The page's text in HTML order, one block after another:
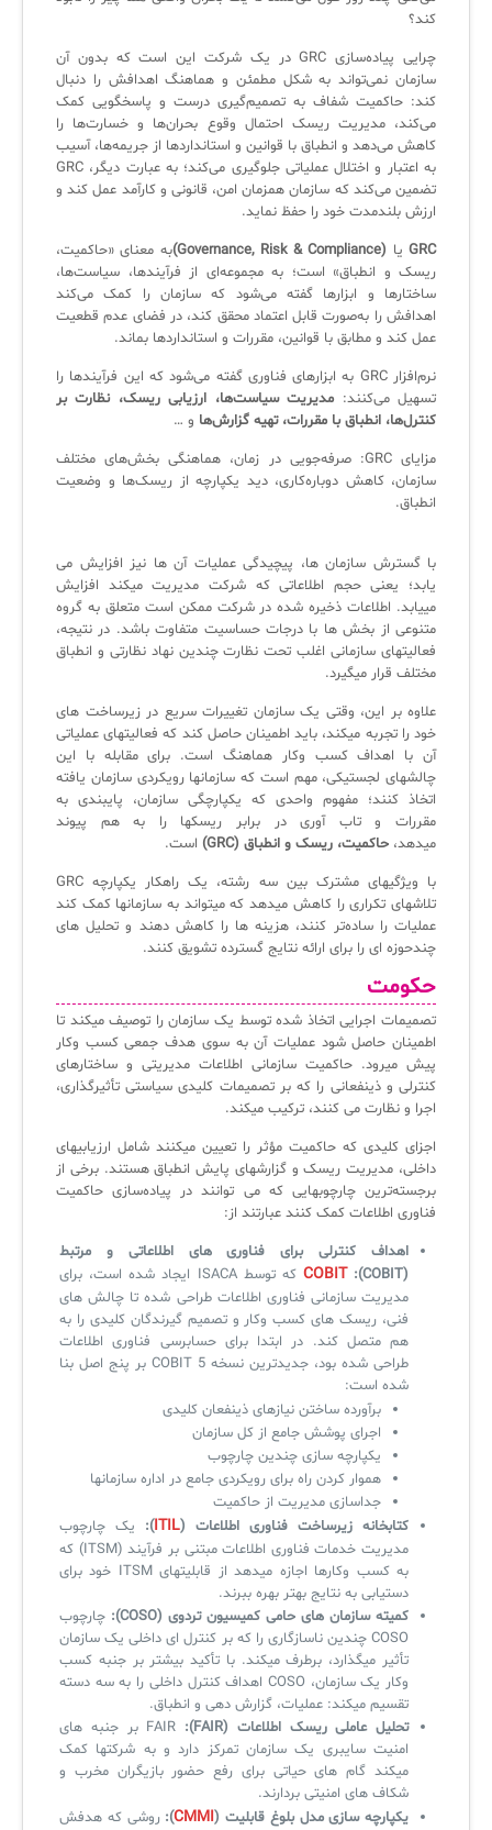
کند؟
چرایی پیاده‌سازی GRC در یک شرکت این است که بدون آن
سازمان نمی‌تواند به شکل مطمئن و هماهنگ اهدافش را دنبال
کند: حاکمیت شفاف به تصمیم‌گیری درست و پاسخگویی کمک
می‌کند، مدیریت ریسک احتمال وقوع بحران‌ها و خسارت‌ها را
کاهش می‌دهد و انطباق با قوانین و استانداردها از جریمه‌ها، آسیب
به اعتبار و اختلال عملیاتی جلوگیری می‌کند؛ به عبارت دیگر، GRC
تضمین می‌کند که سازمان همزمان امن، قانونی و کارآمد عمل کند و
ارزش بلندمدت خود را حفظ نماید.
GRC یا (Governance, Risk & Compliance)
به معنای «حاکمیت،
ریسک و انطباق» است؛ به مجموعه‌ای از فرآیندها، سیاست‌ها،
ساختارها و ابزارها گفته می‌شود که سازمان را کمک می‌کند
اهدافش را به‌صورت قابل اعتماد محقق کند، در فضای عدم قطعیت
عمل کند و مطابق با قوانین، مقررات و استانداردها بماند.
نرم‌افزار GRC به ابزارهای فناوری گفته می‌شود که این فرآیندها را
تسهیل می‌کنند: مدیریت سیاست‌ها، ارزیابی ریسک، نظارت بر
کنترل‌ها، انطباق با مقررات، تهیه گزارش‌ها و …
مزایای GRC: صرفه‌جویی در زمان، هماهنگی بخش‌های مختلف
سازمان، کاهش دوباره‌کاری، دید یکپارچه از ریسک‌ها و وضعیت
انطباق.
با گسترش سازمان ها، پیچیدگی عملیات آن ها نیز افزایش می
یابد؛ یعنی حجم اطلاعاتی که شرکت مدیریت میکند افزایش
مییابد. اطلاعات ذخیره شده در شرکت ممکن است متعلق به گروه
متنوعی از بخش ها با درجات حساسیت متفاوت باشد. در نتیجه،
فعالیتهای سازمانی اغلب تحت نظارت چندین نهاد نظارتی و انطباق
مختلف قرار میگیرد.
علاوه بر این، وقتی یک سازمان تغییرات سریع در زیرساخت های
خود را تجربه میکند، باید اطمینان حاصل کند که فعالیتهای عملیاتی
آن با اهداف کسب وکار هماهنگ است. برای مقابله با این
چالشهای لجستیکی، مهم است که سازمانها رویکردی سازمان یافته
اتخاذ کنند؛ مفهوم واحدی که یکپارچگی سازمان، پایبندی به
مقررات و تاب آوری در برابر ریسکها را به هم پیوند
میدهد، حاکمیت، ریسک و انطباق (GRC)
است.
با ویژگیهای مشترک بین سه رشته، یک راهکار یکپارچه GRC
تلاشهای تکراری را کاهش میدهد که میتواند به سازمانها کمک کند
عملیات را ساده‌تر کنند، هزینه ها را کاهش دهند و تحلیل های
چندحوزه ای را برای ارائه نتایج گسترده تشویق کنند.
حکومت
تصمیمات اجرایی اتخاذ شده توسط یک سازمان را توصیف میکند تا
اطمینان حاصل شود عملیات آن به سوی هدف جمعی کسب وکار
پیش میرود. حاکمیت سازمانی اطلاعات مدیریتی و ساختارهای
کنترلی و ذینفعانی را که بر تصمیمات کلیدی سیاستی تأثیرگذاری،
اجرا و نظارت می کنند، ترکیب میکند.
اجزای کلیدی که حاکمیت مؤثر را تعیین میکنند شامل ارزیابیهای
داخلی، مدیریت ریسک و گزارشهای پایش انطباق هستند. برخی از
برجسته‌ترین چارچوبهایی که می توانند در پیاده‌سازی حاکمیت
فناوری اطلاعات کمک کنند عبارتند از:
اهداف کنترلی برای فناوری های اطلاعاتی و مرتبط
(COBIT):
COBIT
که توسط ISACA ایجاد شده است، برای
مدیریت سازمانی فناوری اطلاعات طراحی شده تا چالش های
فنی، ریسک های کسب وکار و تصمیم گیرندگان کلیدی را به
هم متصل کند. در ابتدا برای حسابرسی فناوری اطلاعات
طراحی شده بود، جدیدترین نسخه COBIT 5 بر پنج اصل بنا
شده است:
برآورده ساختن نیازهای ذینفعان کلیدی
اجرای پوشش جامع از کل سازمان
یکپارچه سازی چندین چارچوب
هموار کردن راه برای رویکردی جامع در اداره سازمانها
جداسازی مدیریت از حاکمیت
کتابخانه زیرساخت فناوری اطلاعات (ITIL
): یک چارچوب
مدیریت خدمات فناوری اطلاعات مبتنی بر فرآیند (ITSM) که
به کسب وکارها اجازه میدهد از قابلیتهای ITSM خود برای
دستیابی به نتایج بهتر بهره ببرند.
کمیته سازمان های حامی کمیسیون تردوی (COSO):
چارچوب
COSO چندین ناسازگاری را که بر کنترل ای داخلی یک سازمان
تأثیر میگذارد، برطرف میکند. با تأکید بیشتر بر جنبه کسب
وکار یک سازمان، COSO اهداف کنترل داخلی را به سه دسته
تقسیم میکند: عملیات، گزارش دهی و انطباق.
تحلیل عاملی ریسک اطلاعات (FAIR):
FAIR بر جنبه های
امنیت سایبری یک سازمان تمرکز دارد و به شرکتها کمک
میکند گام های حیاتی برای رفع حضور بازیگران مخرب و
شکاف های امنیتی بردارند.
یکپارچه سازی مدل بلوغ قابلیت (CMMI
): روشی که هدفش
پلاگین‌های سرویس دسک پلاس
کازیو
✦
مدیریت خدمات سازمانی
اندپوینت سنترال [سامانه مدیریت نقاط پایانی]
AD360
◆
Log360 ابزار SIEM
برنامه‌ساز هوشمند App Creator
سیستم هوشمند مدیریت فروش و فاکتور
سامانه مدیریت امنیت اطلاعات
✧
سلف سرویس کاربران
سامانه مدیریت دارایی‌ها [Asset Explorer]
سامانه مدیریت پشتیبانی مشتریان
DDI
◉
ManageEngine Malware Protection Plus
سامانه مدیریت دسترسی ممتاز
سامانه مدیریت و مانیتورینگ شبکه
سامانه آزمون آنلاین
ISO/IEC 20000
راهکارهای مدیریتی فناوری اطلاعات برای مراکز آموزشی و دانشگاه‌ها
✦
مدیریت خدمات منابع انسانی
مجموعه راهکارهای آیناک
اصطلاحات و تعاریف مرتبط با ITIL4
لیست کامل 34 تمرین ITIL4
✦
آموزش سیستم مدیریت خدمات فناوری اطلاعات
آموزش‌ ویدیویی مفاهیم سرویس دسک
ITIL & SDP
◆
آموزش فارسی ITIL4
چارچوب ITIL برای همه
فلافلی_فناوری
آرشیو دانلودهای مدانت
✦
ثبت‌نام در دوره‌های آموزشی تخصصی
لیست دوره‌ها
مقالات آموزشی